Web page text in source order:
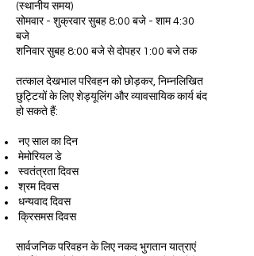
(स्थानीय समय)
सोमवार - शुक्रवार सुबह 8:00 बजे - शाम 4:30
बजे
शनिवार सुबह 8:00 बजे से दोपहर 1:00 बजे तक
तत्काल देखभाल परिवहन को छोड़कर, निम्नलिखित
छुट्टियों के लिए शेड्यूलिंग और व्यावसायिक कार्य बंद
हो सकते हैं:
नए साल का दिन
मेमोरियल डे
स्वतंत्रता दिवस
श्रम दिवस
धन्यवाद दिवस
क्रिसमस दिवस
सार्वजनिक परिवहन के लिए नकद भुगतान यात्राएं